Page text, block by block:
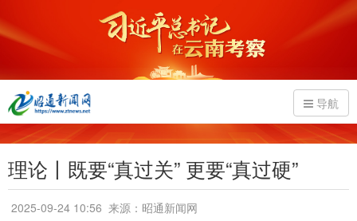
导航
理论丨既要“真过关” 更要“真过硬”
2025-09-24 10:56 来源：昭通新闻网